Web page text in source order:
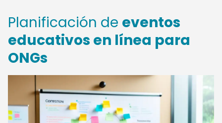
Planificación de eventos
educativos en línea para
ONGs